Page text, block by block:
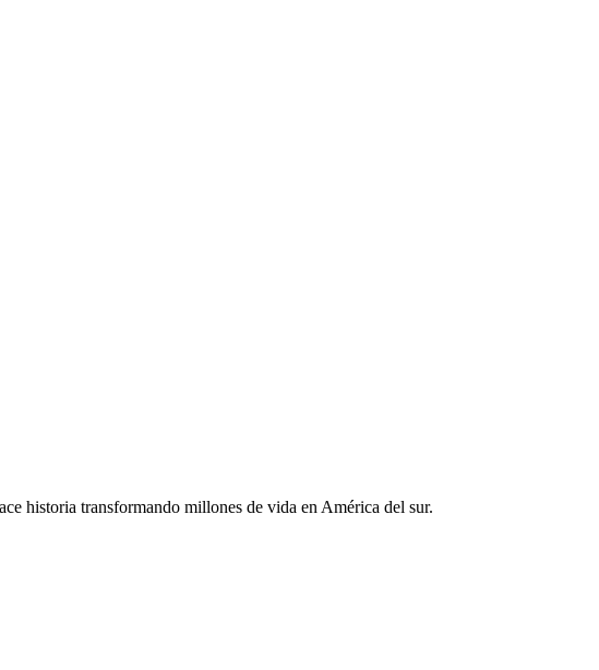
historia transformando millones de vida en América del sur.